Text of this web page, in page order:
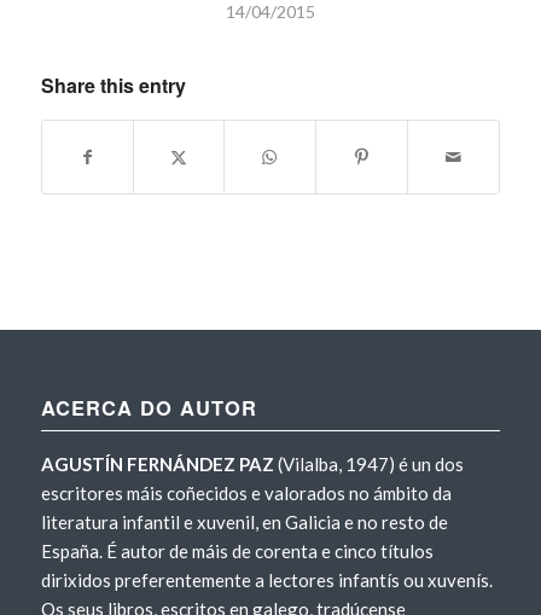
14/04/2015
Share this entry
ACERCA DO AUTOR
AGUSTÍN FERNÁNDEZ PAZ (Vilalba, 1947) é un dos
escritores máis coñecidos e valorados no ámbito da
literatura infantil e xuvenil, en Galicia e no resto de
España. É autor de máis de corenta e cinco títulos
dirixidos preferentemente a lectores infantís ou xuvenís.
Os seus libros, escritos en galego, tradúcense